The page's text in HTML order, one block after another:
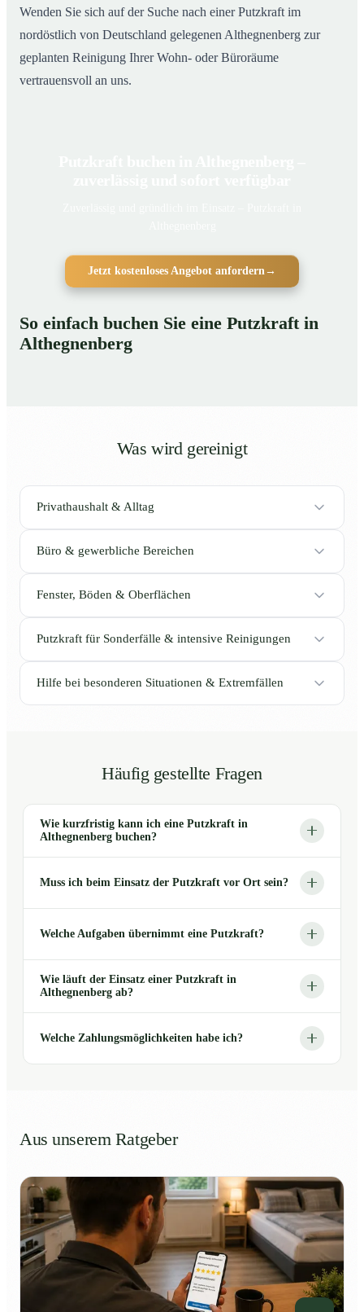
Wenden Sie sich auf der Suche nach einer Putzkraft im
nordöstlich von Deutschland gelegenen Althegnenberg zur
geplanten Reinigung Ihrer Wohn- oder Büroräume
vertrauensvoll an uns.
Jetzt kostenloses Angebot anfordern →
So einfach buchen Sie eine Putzkraft in
Althegnenberg
Was wird gereinigt
Privathaushalt & Alltag
Büro & gewerbliche Bereichen
Fenster, Böden & Oberflächen
Putzkraft für Sonderfälle & intensive Reinigungen
Hilfe bei besonderen Situationen & Extremfällen
Häufig gestellte Fragen
Wie kurzfristig kann ich eine Putzkraft in
Althegnenberg buchen?
Muss ich beim Einsatz der Putzkraft vor Ort sein?
Welche Aufgaben übernimmt eine Putzkraft?
Wie läuft der Einsatz einer Putzkraft in
Althegnenberg ab?
Welche Zahlungsmöglichkeiten habe ich?
Aus unserem Ratgeber